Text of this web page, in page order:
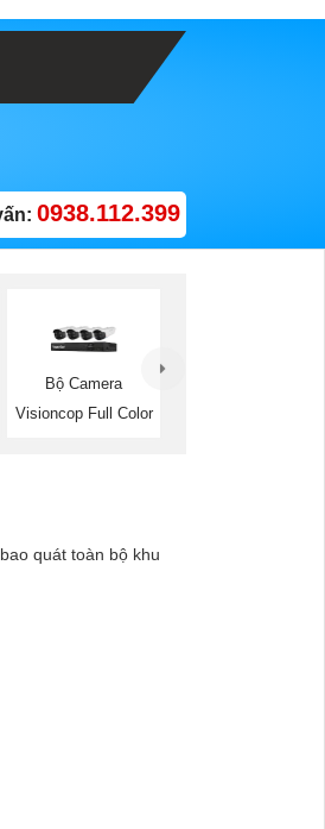
0938.112.399
Bộ Camera
Visioncop Full Color
quát toàn bộ khu